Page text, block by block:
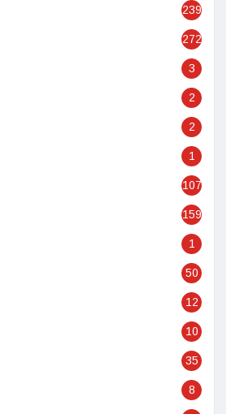
239
272
3
2
2
1
107
159
1
50
12
10
35
8